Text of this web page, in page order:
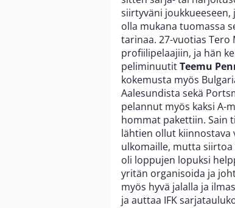
siirtyväni
olla mukana tuomassa
tarinaa. 27-vuotias
profiilipelaajiin, ja hän
peliminuutitTeemu
kokemusta myös
Aalesundista sekä
pelannut myös kaksi A-
hommat pakettiin. Sain
lähtien ollut kiinnostava
ulkomaille, mutta
oli loppujen lopuksi
yritän organisoida ja
myös hyvä jalalla ja
ja auttaa IFK